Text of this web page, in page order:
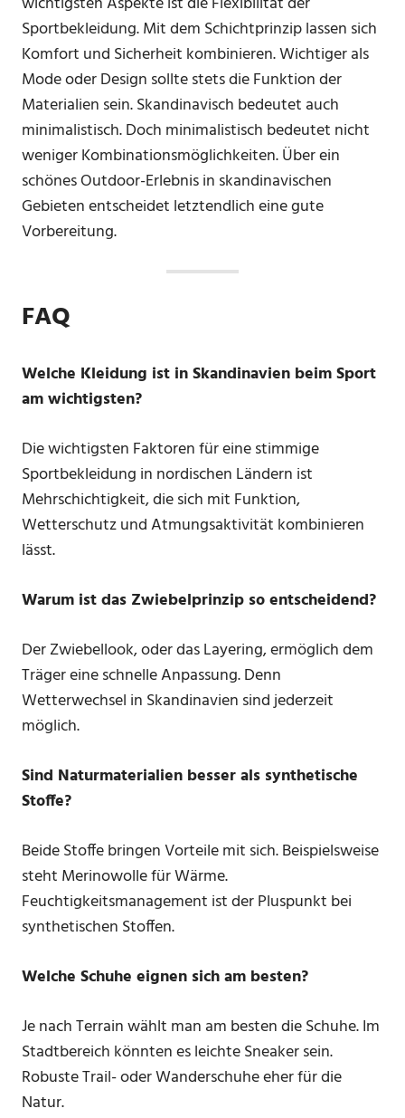
Sportbekleidung. Mit dem Schichtprinzip lassen sich
Komfort und Sicherheit kombinieren. Wichtiger als
Mode oder Design sollte stets die Funktion der
Materialien sein. Skandinavisch bedeutet auch
minimalistisch. Doch minimalistisch bedeutet nicht
weniger Kombinationsmöglichkeiten. Über ein
schönes Outdoor-Erlebnis in skandinavischen
Gebieten entscheidet letztendlich eine gute
Vorbereitung.
FAQ
Welche Kleidung ist in Skandinavien beim Sport
am wichtigsten?
Die wichtigsten Faktoren für eine stimmige
Sportbekleidung in nordischen Ländern ist
Mehrschichtigkeit, die sich mit Funktion,
Wetterschutz und Atmungsaktivität kombinieren
lässt.
Warum ist das Zwiebelprinzip so entscheidend?
Der Zwiebellook, oder das Layering, ermöglich dem
Träger eine schnelle Anpassung. Denn
Wetterwechsel in Skandinavien sind jederzeit
möglich.
Sind Naturmaterialien besser als synthetische
Stoffe?
Beide Stoffe bringen Vorteile mit sich. Beispielsweise
steht Merinowolle für Wärme.
Feuchtigkeitsmanagement ist der Pluspunkt bei
synthetischen Stoffen.
Welche Schuhe eignen sich am besten?
Je nach Terrain wählt man am besten die Schuhe. Im
Stadtbereich könnten es leichte Sneaker sein.
Robuste Trail- oder Wanderschuhe eher für die
Natur.